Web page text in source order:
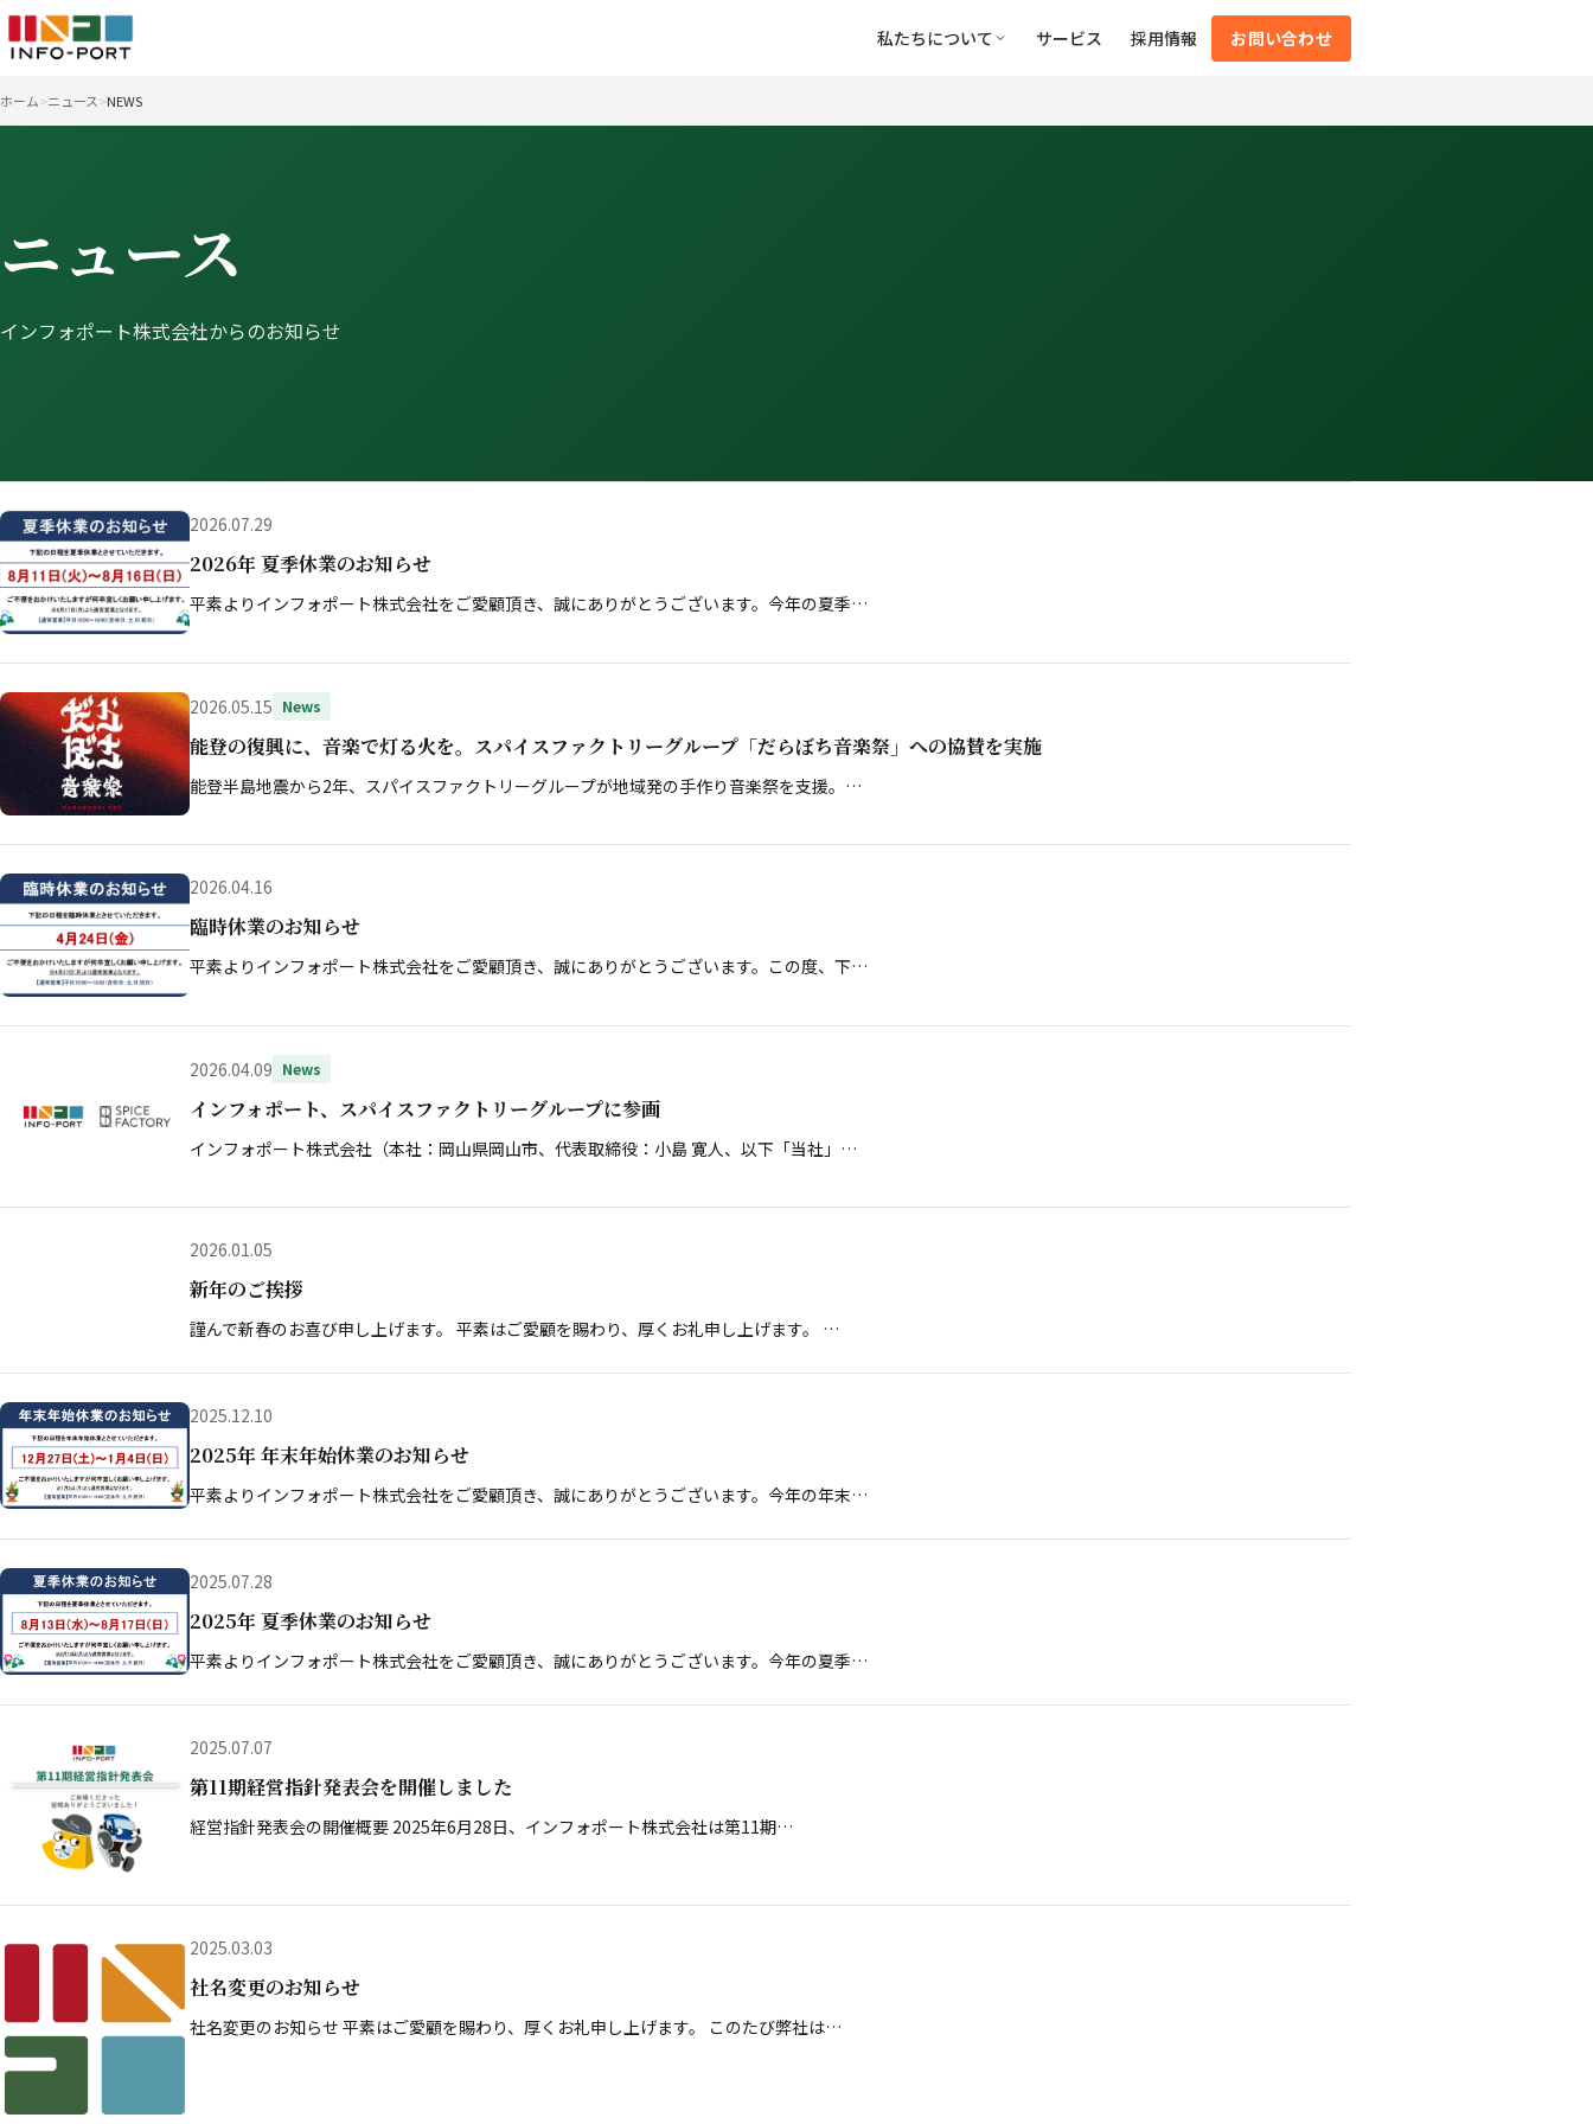
私たちについて サービス 採用情報 お問い合わせ
ホーム ニュース NEWS
ニュース
インフォポート株式会社からのお知らせ
2026.07.29
2026年 夏季休業のお知らせ
平素よりインフォポート株式会社をご愛顧頂き、誠にありがとうございます。今年の夏季…
2026.05.15 News
能登の復興に、音楽で灯る火を。スパイスファクトリーグループ「だらぼち音楽祭」への協賛を実施
能登半島地震から2年、スパイスファクトリーグループが地域発の手作り音楽祭を支援。…
2026.04.16
臨時休業のお知らせ
平素よりインフォポート株式会社をご愛顧頂き、誠にありがとうございます。この度、下…
2026.04.09 News
インフォポート、スパイスファクトリーグループに参画
インフォポート株式会社（本社：岡山県岡山市、代表取締役：小島 寛人、以下「当社」…
2026.01.05
新年のご挨拶
謹んで新春のお喜び申し上げます。 平素はご愛顧を賜わり、厚くお礼申し上げます。 …
2025.12.10
2025年 年末年始休業のお知らせ
平素よりインフォポート株式会社をご愛顧頂き、誠にありがとうございます。今年の年末…
2025.07.28
2025年 夏季休業のお知らせ
平素よりインフォポート株式会社をご愛顧頂き、誠にありがとうございます。今年の夏季…
2025.07.07
第11期経営指針発表会を開催しました
経営指針発表会の開催概要 2025年6月28日、インフォポート株式会社は第11期…
2025.03.03
社名変更のお知らせ
社名変更のお知らせ 平素はご愛顧を賜わり、厚くお礼申し上げます。 このたび弊社は…